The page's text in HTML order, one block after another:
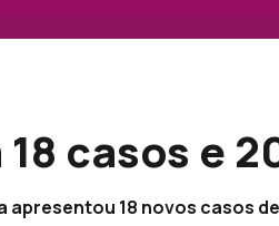
casos e
apresentou 18 novos casos